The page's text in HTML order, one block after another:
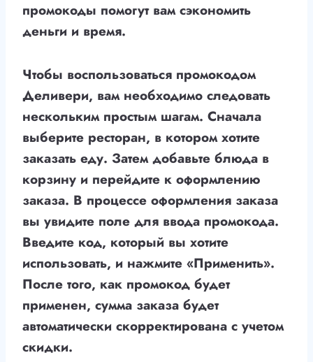
промокоды помогут вам сэкономить
деньги и время.
Чтобы воспользоваться промокодом
Деливери, вам необходимо следовать
нескольким простым шагам. Сначала
выберите ресторан, в котором хотите
заказать еду. Затем добавьте блюда в
корзину и перейдите к оформлению
заказа. В процессе оформления заказа
вы увидите поле для ввода промокода.
Введите код, который вы хотите
использовать, и нажмите «Применить».
После того, как промокод будет
применен, сумма заказа будет
автоматически скорректирована с учетом
скидки.